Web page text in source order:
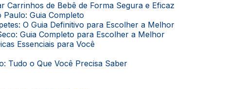
Carrinhos de Bebê de Forma Segura e Eficaz
Paulo: Guia Completo
O Guia Definitivo para Escolher a Melhor
Guia Completo para Escolher a Melhor
Essenciais para Você
Tudo o Que Você Precisa Saber